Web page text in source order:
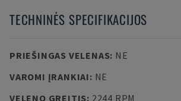
TECHNINĖS SPECIFIKACIJOS
PRIEŠINGAS VELENAS: NE
VAROMI ĮRANKIAI: NE
VELENO GREITIS: 2244 RPM